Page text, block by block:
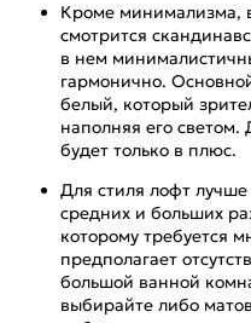
Кроме минимализма,
смотрится
в нем
гармонично.
белый, который
наполняя его
будет только в плюс.
Для стиля лофт
средних и больших
которому требуется
предполагает
большой ванной
выбирайте либо